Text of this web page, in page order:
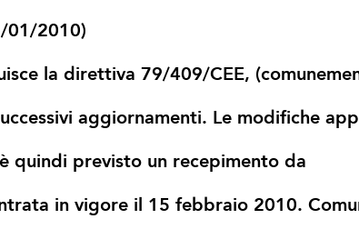
01/2010)
la direttiva 79/409/CEE,
aggiornamenti. Le modifiche
quindi previsto un recepimento da
in vigore il 15 febbraio 2010.